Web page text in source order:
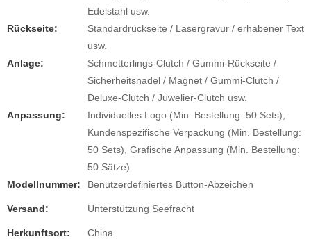
Edelstahl usw.
Rückseite:
Standardrückseite / Lasergravur / erhabener Text
usw.
Anlage:
Schmetterlings-Clutch / Gummi-Rückseite /
Sicherheitsnadel / Magnet / Gummi-Clutch /
Deluxe-Clutch / Juwelier-Clutch usw.
Anpassung:
Individuelles Logo (Min. Bestellung: 50 Sets),
Kundenspezifische Verpackung (Min. Bestellung:
50 Sets), Grafische Anpassung (Min. Bestellung:
50 Sätze)
Modellnummer:
Benutzerdefiniertes Button-Abzeichen
Versand: Unterstützung Seefracht
Herkunftsort: China